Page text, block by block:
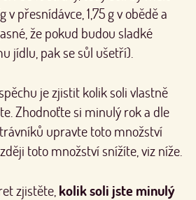
v přesnídávce, 1,75 g v obědě a
že pokud budou sladké
jídlu, pak se sůl ušetří).
je zjistit kolik soli vlastně
Zhodnoťte si minulý rok a dle
upravte toto množství
toto množství snížíte, viz níže.
zjistěte, kolik soli jste minulý